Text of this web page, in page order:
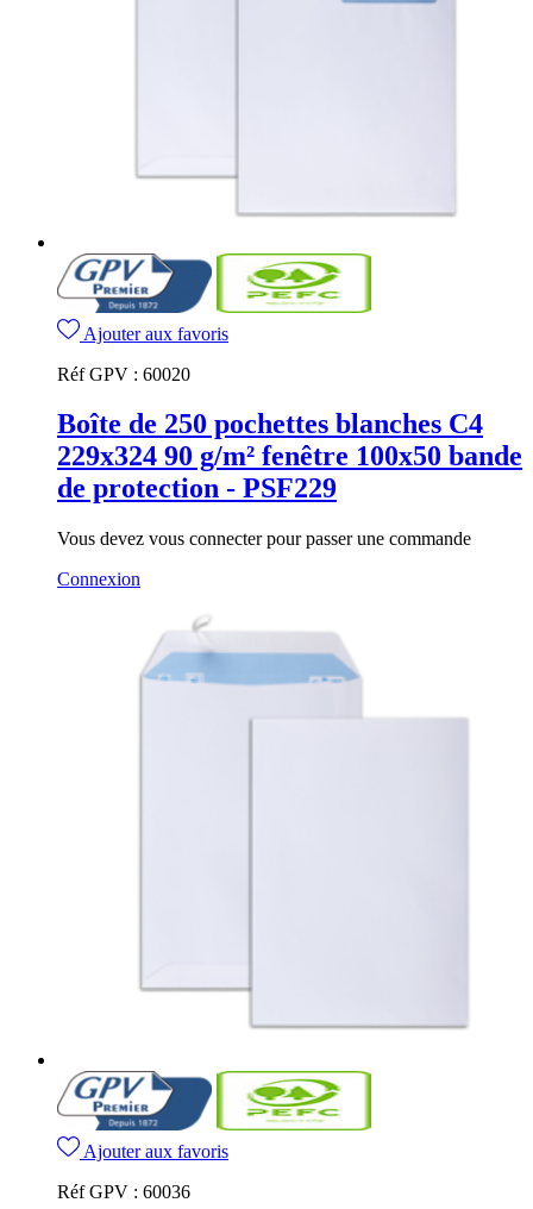
Ajouter aux favoris
Réf GPV : 60020
Boîte de 250 pochettes blanches C4
229x324 90 g/m² fenêtre 100x50 bande
de protection - PSF229
Vous devez vous connecter pour passer une commande
Connexion
Ajouter aux favoris
Réf GPV : 60036